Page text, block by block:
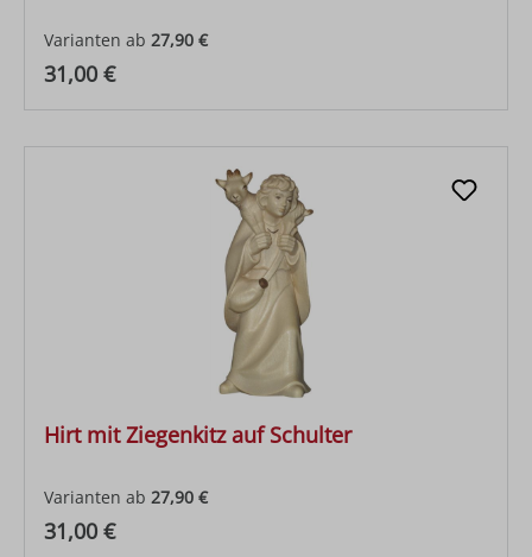
Varianten ab 27,90 €
Regulärer Preis:
31,00 €
Hirt mit Ziegenkitz auf Schulter
Varianten ab 27,90 €
Regulärer Preis:
31,00 €